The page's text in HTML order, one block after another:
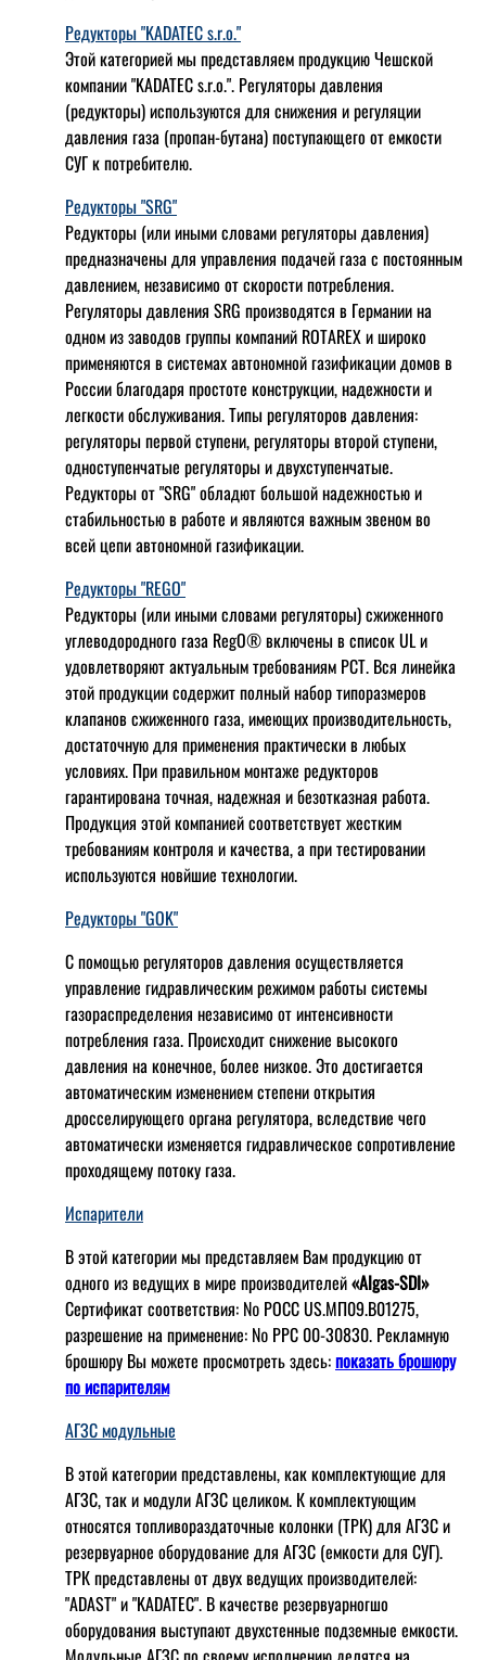
Редукторы "KADATEC s.r.o."
Этой категорией мы представляем продукцию Чешской
компании "KADATEC s.r.o.". Регуляторы давления
(редукторы) используются для снижения и регуляции
давления газа (пропан-бутана) поступающего от емкости
СУГ к потребителю.
Редукторы "SRG"
Редукторы (или иными словами регуляторы давления)
предназначены для управления подачей газа с постоянным
давлением, независимо от скорости потребления.
Регуляторы давления SRG производятся в Германии на
одном из заводов группы компаний ROTAREX и широко
применяются в системах автономной газификации домов в
России благодаря простоте конструкции, надежности и
легкости обслуживания. Типы регуляторов давления:
регуляторы первой ступени, регуляторы второй ступени,
одноступенчатые регуляторы и двухступенчатые.
Редукторы от "SRG" обладют большой надежностью и
стабильностью в работе и являются важным звеном во
всей цепи автономной газификации.
Редукторы "REGO"
Редукторы (или иными словами регуляторы) сжиженного
углеводородного газа RegO® включены в список UL и
удовлетворяют актуальным требованиям РСТ. Вся линейка
этой продукции содержит полный набор типоразмеров
клапанов сжиженного газа, имеющих производительность,
достаточную для применения практически в любых
условиях. При правильном монтаже редукторов
гарантирована точная, надежная и безотказная работа.
Продукция этой компанией соответствует жестким
требованиям контроля и качества, а при тестировании
используются новйшие технологии.
Редукторы "GOK"
С помощью регуляторов давления осуществляется
управление гидравлическим режимом работы системы
газораспределения независимо от интенсивности
потребления газа. Происходит снижение высокого
давления на конечное, более низкое. Это достигается
автоматическим изменением степени открытия
дросселирующего органа регулятора, вследствие чего
автоматически изменяется гидравлическое сопротивление
проходящему потоку газа.
Испарители
В этой категории мы представляем Вам продукцию от
одного из ведущих в мире производителей«Algas-SDI»
Сертификат соответствия: № РОСС US.МП09.В01275,
разрешение на применение: № РРС 00-30830. Рекламную
брошюру Вы можете просмотреть здесь:показать брошюру
по испарителям
АГЗС модульные
В этой категории представлены, как комплектующие для
АГЗС, так и модули АГЗС целиком. К комплектующим
относятся топливораздаточные колонки (ТРК) для АГЗС и
резервуарное оборудование для АГЗС (емкости для СУГ).
ТРК представлены от двух ведущих производителей:
"ADAST" и "KADATEC". В качестве резервуарногшо
оборудования выступают двухстенные подземные емкости.